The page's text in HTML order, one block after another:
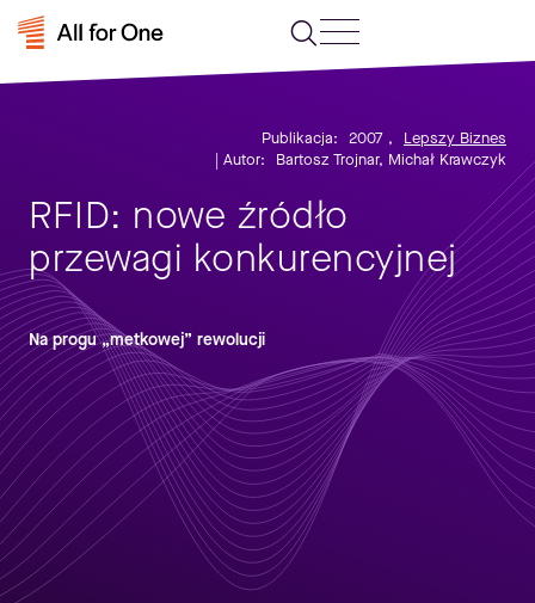
Publikacja: 2007 ,
Lepszy Biznes
| Autor:
Bartosz Trojnar, Michał Krawczyk
RFID: nowe źródło
przewagi konkurencyjnej
Na progu „metkowej” rewolucji